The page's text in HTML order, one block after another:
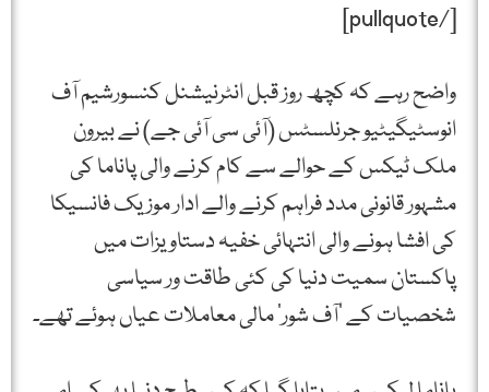
[/pullquote]
واضح رہے کہ کچھ روز قبل انٹرنیشنل کنسورشیم آف
انوسٹیگیٹیو جرنلسٹس (آئی سی آئی جے) نے بیرون
ملک ٹیکس کے حوالے سے کام کرنے والی پاناما کی
مشہور قانونی مدد فراہم کرنے والے ادار موزیک فانسیکا
کی افشا ہونے والی انتہائی خفیہ دستاویزات میں
پاکستان سمیت دنیا کی کئی طاقت ور سیاسی
شخصیات کے ‘آف شور’ مالی معاملات عیاں ہوئے تھے۔